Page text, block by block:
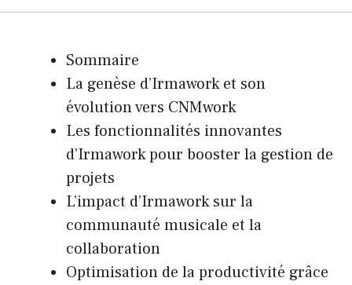
Sommaire
La genèse d’Irmawork et son
évolution vers CNMwork
Les fonctionnalités innovantes
d’Irmawork pour booster la gestion de
projets
L’impact d’Irmawork sur la
communauté musicale et la
collaboration
Optimisation de la productivité grâce